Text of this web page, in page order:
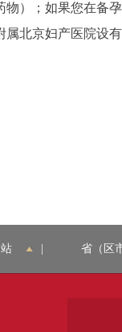
物）；如果您在备
属北京妇产医院设
省（区